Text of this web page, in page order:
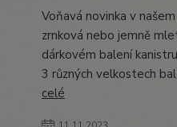
Voňavá novinka v
zrnková nebo jemně
dárkovém balení
3 různých velkostech
celé